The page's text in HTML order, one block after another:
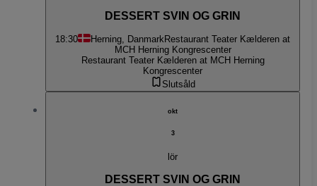
DESSERT SVIN OG GRIN
18:30 Herning, DanmarkRestaurant Teater Kælderen at
MCH Herning Kongrescenter
Restaurant Teater Kælderen at MCH Herning
Kongrescenter
Slutsåld
okt
3
lör
DESSERT SVIN OG GRIN